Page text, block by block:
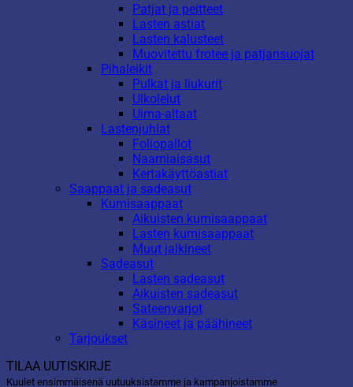
Patjat ja peitteet
Lasten astiat
Lasten kalusteet
Muovitettu frotee ja patjansuojat
Pihaleikit
Pulkat ja liukurit
Ulkolelut
Uima-altaat
Lastenjuhlat
Foliopallot
Naamiaisasut
Kertakäyttöastiat
Saappaat ja sadeasut
Kumisaappaat
Aikuisten kumisaappaat
Lasten kumisaappaat
Muut jalkineet
Sadeasut
Lasten sadeasut
Aikuisten sadeasut
Sateenvarjot
Käsineet ja päähineet
Tarjoukset
TILAA UUTISKIRJE
Kuulet ensimmäisenä uutuuksistamme ja kampanjoistamme